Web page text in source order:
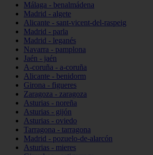
Málaga - benalmádena
Madrid - algete
Alicante - sant-vicent-del-raspeig
Madrid - parla
Madrid - leganés
Navarra - pamplona
Jaén - jaén
A-coruña - a-coruña
Alicante - benidorm
Girona - figueres
Zaragoza - zaragoza
Asturias - noreña
Asturias - gijón
Asturias - oviedo
Tarragona - tarragona
Madrid - pozuelo-de-alarcón
Asturias - mieres